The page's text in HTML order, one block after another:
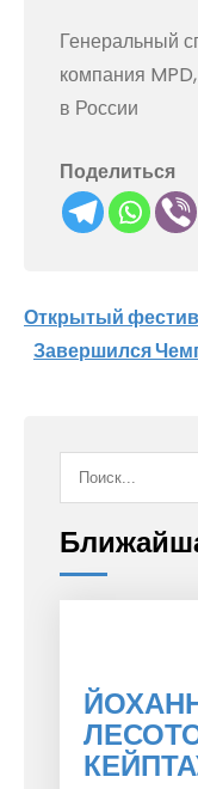
Генеральный
компания
в России
Поделиться
по
Открытый
Завершился